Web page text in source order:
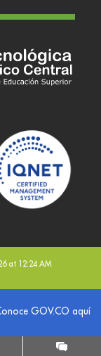
at 12:24 AM
GOV.CO aquí